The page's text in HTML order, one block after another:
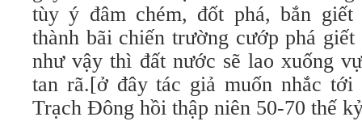
tùy ý đâm chém, đốt phá, bắn giết
thành bãi chiến trường cướp phá
như vậy thì đất nước sẽ lao xuống
tan rã.[ở đây tác giả muốn nhắc tới
Trạch Đông hồi thập niên 50-70 thế